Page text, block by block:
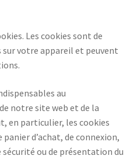
Les cookies sont de
votre appareil et peuvent
au
notre site web et de la
en particulier, les cookies
d’achat, de connexion,
ou de présentation du